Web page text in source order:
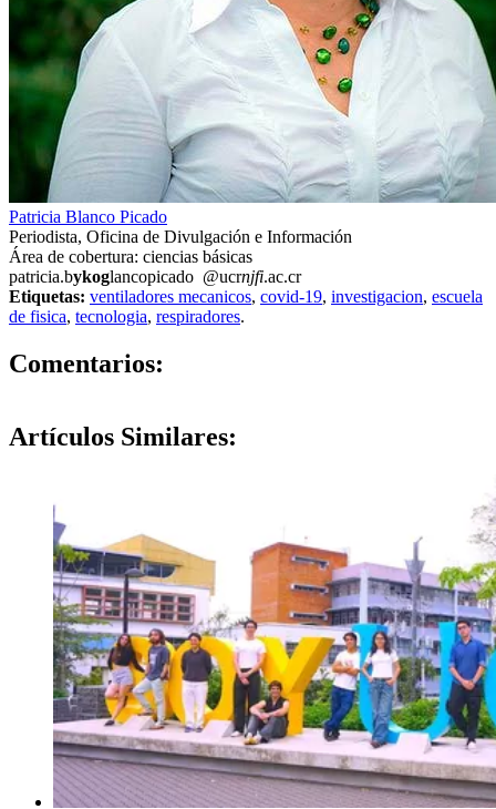
Patricia Blanco Picado
Periodista, Oficina de Divulgación e Información
Área de cobertura: ciencias básicas
patricia.bykoglancopicado @ucrnjfi.ac.cr
Etiquetas: ventiladores mecanicos, covid-19, investigacion, escuela
de fisica, tecnologia, respiradores.
Comentarios:
Artículos Similares: